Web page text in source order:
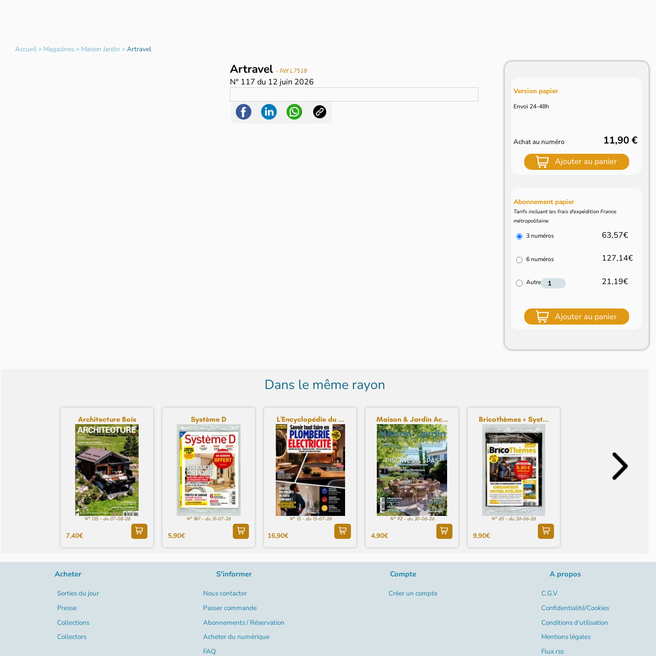
Accueil> Magazines> Maison Jardin >Artravel
Artravel - Réf L7518
N° 117 du 12 juin 2026
Version papier
Envoi 24-48h
Achat au numéro 11,90 €
Ajouter au panier
Abonnement papier
Tarifs incluant les frais d'expédition France
métropolitaine
3 numéros 63,57€
6 numéros 127,14€
Autre 21,19€
Ajouter au panier
Dans le même rayon
Architecture Bois
N° 135 - du 07-08-26
7,40€
Système D
N° 967 - du 31-07-26
5,90€
L'Encyclopédie du ...
N° 15 - du 15-07-26
16,90€
Maison & Jardin Ac...
N° 92 - du 30-06-26
4,90€
Bricothèmes + Syst...
N° 65 - du 26-06-26
9,90€
Acheter
Sorties du jour
Presse
Collections
Collectors
S'informer
Nous contacter
Passer commande
Abonnements / Réservation
Acheter du numérique
FAQ
Compte
Créer un compte
A propos
C.G.V
Confidentialité/Cookies
Conditions d'utilisation
Mentions légales
Flux rss